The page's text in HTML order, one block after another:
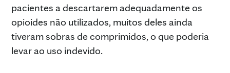
pacientes a descartarem adequadamente os
opioides não utilizados, muitos deles ainda
tiveram sobras de comprimidos, o que poderia
levar ao uso indevido.